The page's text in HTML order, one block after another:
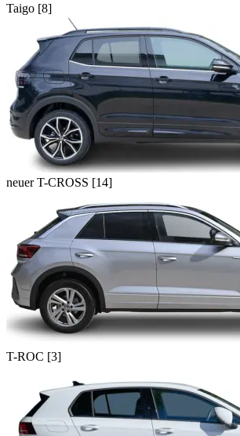
Taigo [8]
neuer T-CROSS [14]
T-ROC [3]